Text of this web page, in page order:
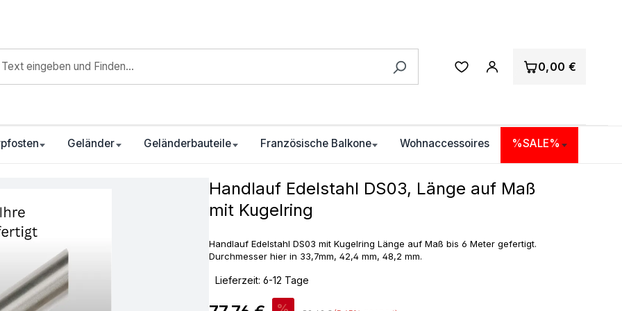
0,00 €
Geländer Geländerbauteile Französische Balkone Wohnaccessoires %SALE%
Handlauf Edelstahl DS03, Länge auf Maß
mit Kugelring
Handlauf Edelstahl DS03 mit Kugelring Länge auf Maß bis 6 Meter gefertigt.
Durchmesser hier in 33,7mm, 42,4 mm, 48,2 mm.
Lieferzeit: 6-12 Tage
Verkaufspreis: